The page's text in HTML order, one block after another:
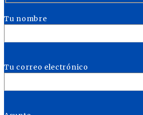
Tu nombre
Tu correo electrónico